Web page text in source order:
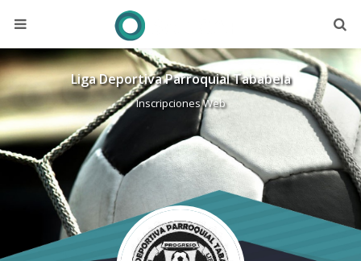
Liga Deportiva Parroquial Tababela
Inscripciones Web